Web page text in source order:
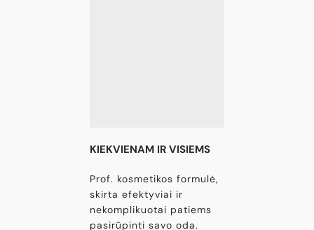
KIEKVIENAM IR VISIEMS
Prof. kosmetikos formulė,
skirta efektyviai ir
nekomplikuotai patiems
pasirūpinti savo oda.